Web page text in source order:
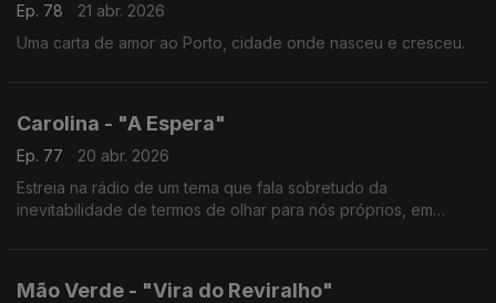
Ep. 78
21 abr. 2026
Uma carta de amor ao Porto, cidade onde nasceu e cresceu.
Carolina - "A Espera"
Ep. 77
20 abr. 2026
Estreia na rádio de um tema que fala sobretudo da
inevitabilidade de termos de olhar para nós próprios, em
Mão Verde - "Vira do Reviralho"